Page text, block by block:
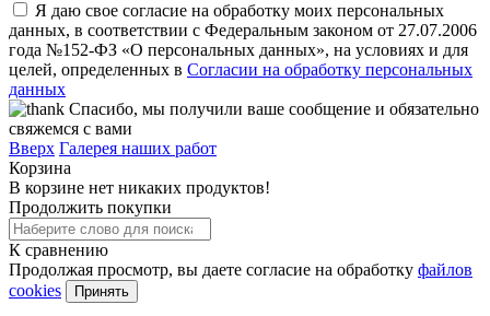
Я даю свое согласие на обработку моих персональных
данных, в соответствии с Федеральным законом от 27.07.2006
года №152-ФЗ «О персональных данных», на условиях и для
целей, определенных в Согласии на обработку персональных
данных
Спасибо, мы получили ваше сообщение и обязательно
свяжемся с вами
Вверх Галерея наших работ
Корзина
В корзине нет никаких продуктов!
Продолжить покупки
К сравнению
Продолжая просмотр, вы даете согласие на обработку файлов
cookies
Принять